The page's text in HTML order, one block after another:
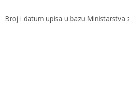
Broj i datum upisa u bazu Ministarstva